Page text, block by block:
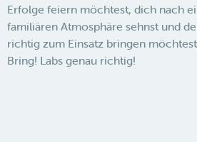
Erfolge feiern möchtest, dich nach
familiären Atmosphäre sehnst und
richtig zum Einsatz bringen
Bring! Labs genau richtig!